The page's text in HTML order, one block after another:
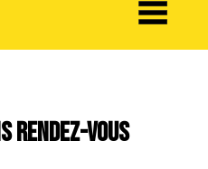
RENDEZ-VOUS